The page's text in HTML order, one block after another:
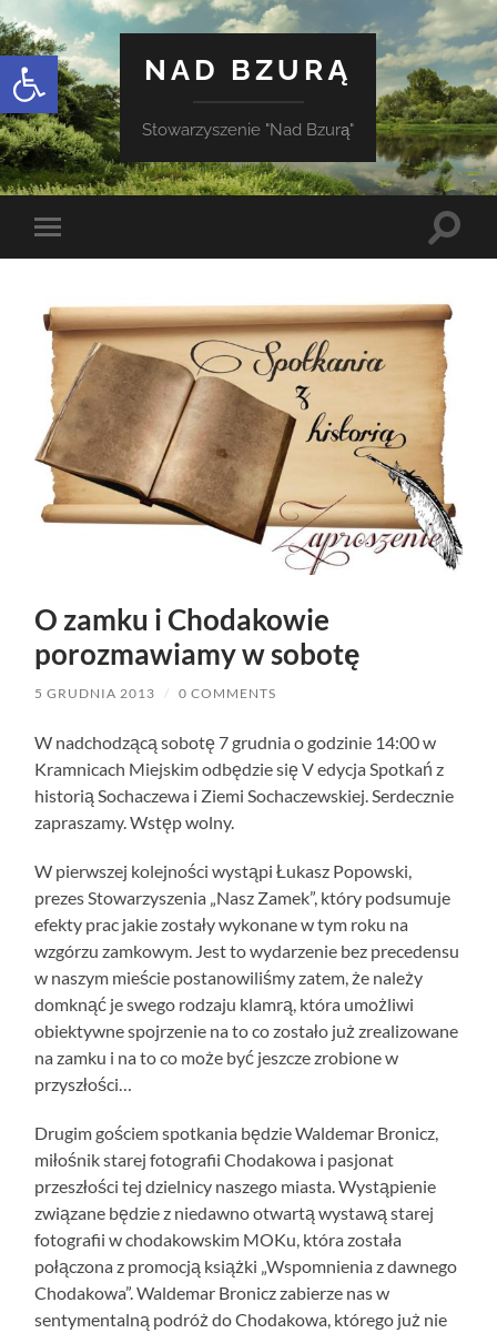
Otwórz pasek narzędzi
NAD BZURĄ
Stowarzyszenie "Nad Bzurą"
Toggle
mobile
Toggle
O zamku i Chodakowie
porozmawiamy w sobotę
5 GRUDNIA 2013 / 0 COMMENTS
W nadchodzącą sobotę 7 grudnia o godzinie 14:00 w
Kramnicach Miejskim odbędzie się V edycja Spotkań z
historią Sochaczewa i Ziemi Sochaczewskiej. Serdecznie
zapraszamy. Wstęp wolny.
W pierwszej kolejności wystąpi Łukasz Popowski,
prezes Stowarzyszenia „Nasz Zamek”, który podsumuje
efekty prac jakie zostały wykonane w tym roku na
wzgórzu zamkowym. Jest to wydarzenie bez precedensu
w naszym mieście postanowiliśmy zatem, że należy
domknąć je swego rodzaju klamrą, która umożliwi
obiektywne spojrzenie na to co zostało już zrealizowane
na zamku i na to co może być jeszcze zrobione w
przyszłości…
Drugim gościem spotkania będzie Waldemar Bronicz,
miłośnik starej fotografii Chodakowa i pasjonat
przeszłości tej dzielnicy naszego miasta. Wystąpienie
związane będzie z niedawno otwartą wystawą starej
fotografii w chodakowskim MOKu, która została
połączona z promocją książki „Wspomnienia z dawnego
Chodakowa”. Waldemar Bronicz zabierze nas w
sentymentalną podróż do Chodakowa, którego już nie